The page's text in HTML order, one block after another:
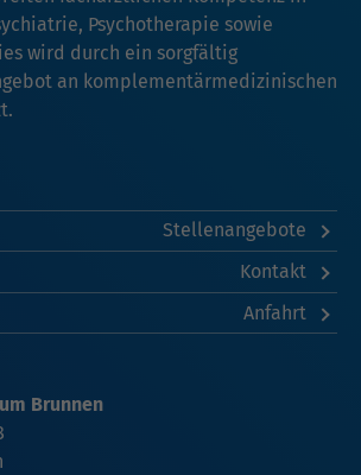
Psychotherapie sowie
wird durch ein sorgfältig
an komplementärmedizinischen
Stellenangebote
Kontakt
Anfahrt
Brunnen